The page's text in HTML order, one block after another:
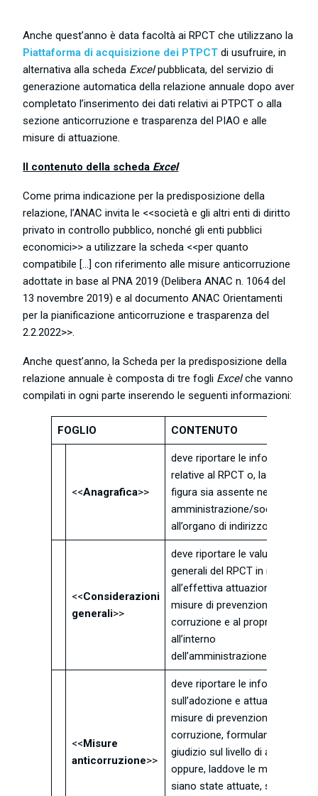
Anche quest’anno è data facoltà ai RPCT che utilizzano la
Piattaforma di acquisizione dei PTPCT di usufruire, in
alternativa alla scheda Excelpubblicata, del servizio di
generazione automatica della relazione annuale dopo aver
completato l’inserimento dei dati relativi ai PTPCT o alla
sezione anticorruzione e trasparenza del PIAO e alle
misure di attuazione.
Il contenuto della scheda Excel
Come prima indicazione per la predisposizione della
relazione, l’ANAC invita le <<società e gli altri enti di diritto
privato in controllo pubblico, nonché gli enti pubblici
economici>> a utilizzare la scheda <<per quanto
compatibile […] con riferimento alle misure anticorruzione
adottate in base al PNA 2019 (Delibera ANAC n. 1064 del
13 novembre 2019) e al documento ANAC Orientamenti
per la pianificazione anticorruzione e trasparenza del
2.2.2022>>.
Anche quest’anno, la Scheda per la predisposizione della
relazione annuale è composta di tre fogli Excelche vanno
compilati in ogni parte inserendo le seguenti informazioni:
FOGLIO CONTENUTO
<<Anagrafica>>
deve riportare le informazioni
relative al RPCT o, laddove
figura sia assente nella
amministrazione/società/ente,
all’organo di indirizzo
<<Considerazioni
generali>>
deve riportare le valutazioni
generali del RPCT in merito
all’effettiva attuazione delle
misure di prevenzione della
corruzione e al proprio ruolo
all’interno
dell’amministrazione/società/
<<Misure
anticorruzione>>
deve riportare le informazioni
sull’adozione e attuazione delle
misure di prevenzione della
corruzione, formulando un
giudizio sul livello di
oppure, laddove le misure non
siano state attuate, sulle